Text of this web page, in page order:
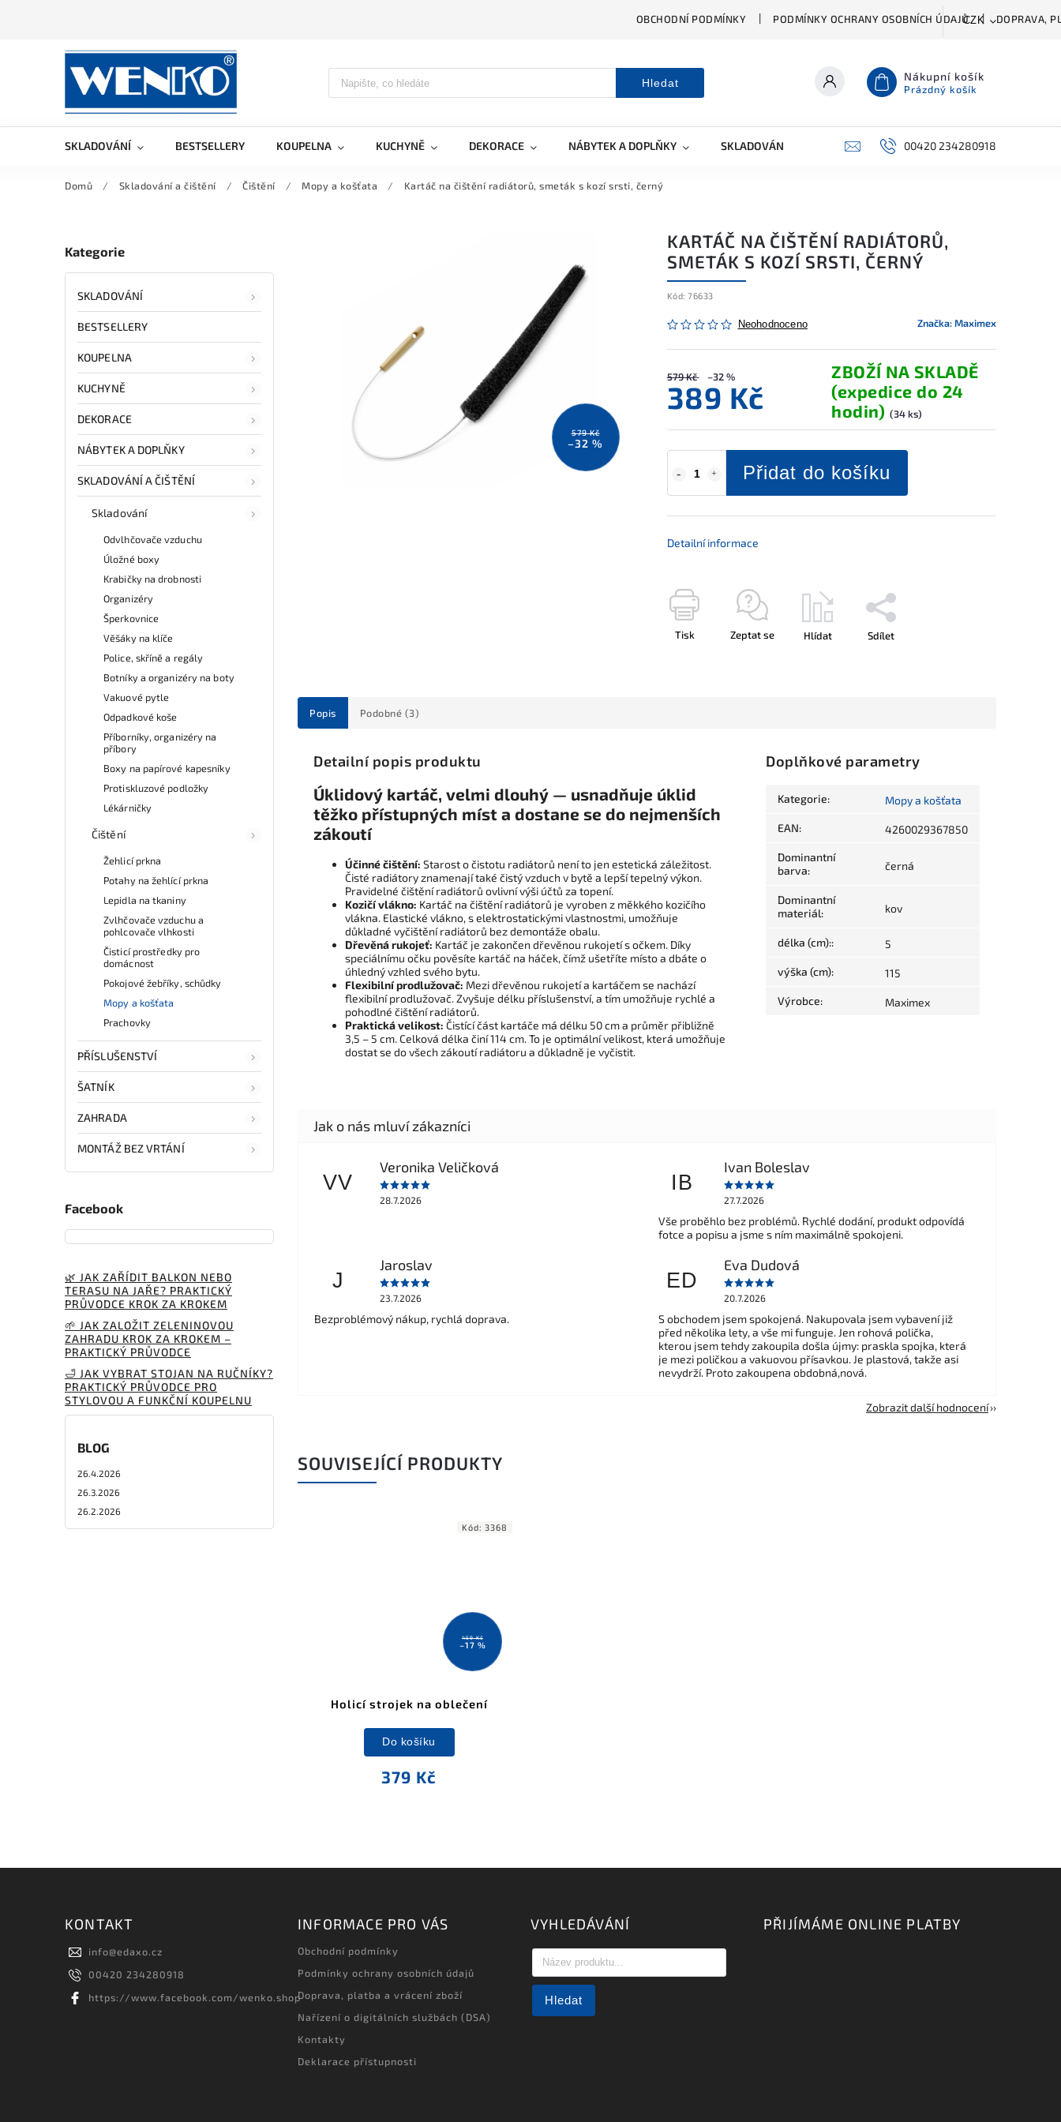
OBCHODNÍ PODMÍNKY PODMÍNKY OCHRANY OSOBNÍCH ÚDAJŮ DOPRAVA,
CZK
Hledat Nákupní košík
Prázdný košík
SKLADOVÁNÍ BESTSELLERY KOUPELNA KUCHYNĚ DEKORACE NÁBYTEK A DOPLŇKY SKLADOVÁNÍ A ČIŠTĚNÍ PŘÍSLUŠENSTVÍ
00420 234280918
Domů / Skladování a čištění / Čištění / Mopy a košťata / Kartáč na čištění radiátorů, smeták s kozí srsti, černý
Kategorie
SKLADOVÁNÍ
BESTSELLERY
KOUPELNA
KUCHYNĚ
DEKORACE
NÁBYTEK A DOPLŇKY
SKLADOVÁNÍ A ČIŠTĚNÍ
Skladování
Odvlhčovače vzduchu
Úložné boxy
Krabičky na drobnosti
Organizéry
Šperkovnice
Věšáky na klíče
Police, skříně a regály
Botníky a organizéry na boty
Vakuové pytle
Odpadkové koše
Příborníky, organizéry na
příbory
Boxy na papírové kapesníky
Protiskluzové podložky
Lékárničky
Čištění
Žehlicí prkna
Potahy na žehlící prkna
Lepidla na tkaniny
Zvlhčovače vzduchu a
pohlcovače vlhkosti
Čisticí prostředky pro
domácnost
Pokojové žebříky, schůdky
Mopy a košťata
Prachovky
PŘÍSLUŠENSTVÍ
ŠATNÍK
ZAHRADA
MONTÁŽ BEZ VRTÁNÍ
Facebook
🌿 JAK ZAŘÍDIT BALKON NEBO
TERASU NA JAŘE? PRAKTICKÝ
PRŮVODCE KROK ZA KROKEM
🌱 JAK ZALOŽIT ZELENINOVOU
ZAHRADU KROK ZA KROKEM –
PRAKTICKÝ PRŮVODCE
🛁 JAK VYBRAT STOJAN NA RUČNÍKY?
PRAKTICKÝ PRŮVODCE PRO
STYLOVOU A FUNKČNÍ KOUPELNU
BLOG
26.4.2026
26.3.2026
26.2.2026
579 Kč
–32 %
KARTÁČ NA ČIŠTĚNÍ RADIÁTORŮ,
SMETÁK S KOZÍ SRSTI, ČERNÝ
Kód: 76633
Neohodnoceno Značka:Maximex
579 Kč –32 %
389 Kč
ZBOŽÍ NA SKLADĚ
(expedice do 24
hodin) (34 ks)
Přidat do košíku
Detailní informace
Tisk Zeptat se Hlídat Sdílet
Popis Podobné (3)
Detailní popis produktu
Úklidový kartáč, velmi dlouhý — usnadňuje úklid
těžko přístupných míst a dostane se do nejmenších
zákoutí
Účinné čištění: Starost o čistotu radiátorů není to jen estetická záležitost.
Čisté radiátory znamenají také čistý vzduch v bytě a lepší tepelný výkon.
Pravidelné čištění radiátorů ovlivní výši účtů za topení.
Kozičí vlákno: Kartáč na čištění radiátorů je vyroben z měkkého kozičího
vlákna. Elastické vlákno, s elektrostatickými vlastnostmi, umožňuje
důkladné vyčištění radiátorů bez demontáže obalu.
Dřevěná rukojeť: Kartáč je zakončen dřevěnou rukojetí s očkem. Díky
speciálnímu očku pověsíte kartáč na háček, čímž ušetříte místo a dbáte o
úhledný vzhled svého bytu.
Flexibilní prodlužovač: Mezi dřevěnou rukojetí a kartáčem se nachází
flexibilní prodlužovač. Zvyšuje délku příslušenství, a tím umožňuje rychlé a
pohodlné čištění radiátorů.
Praktická velikost: Čistící část kartáče má délku 50 cm a průměr přibližně
3,5 – 5 cm. Celková délka činí 114 cm. To je optimální velikost, která umožňuje
dostat se do všech zákoutí radiátoru a důkladně je vyčistit.
Doplňkové parametry
Kategorie: Mopy a košťata
EAN: 4260029367850
Dominantní
barva: černá
Dominantní
materiál: kov
délka (cm):: 5
výška (cm): 115
Výrobce: Maximex
VV
Veronika Veličková
28.7.2026
IB
Ivan Boleslav
27.7.2026
Vše proběhlo bez problémů. Rychlé dodání, produkt odpovídá
fotce a popisu a jsme s ním maximálně spokojeni.
J
Jaroslav
23.7.2026
Bezproblémový nákup, rychlá doprava.
ED
Eva Dudová
20.7.2026
S obchodem jsem spokojená. Nakupovala jsem vybavení již
před několika lety, a vše mi funguje. Jen rohová polička,
kterou jsem tehdy zakoupila došla újmy: praskla spojka, která
je mezi poličkou a vakuovou přísavkou. Je plastová, takže asi
nevydrží. Proto zakoupena obdobná,nová.
Zobrazit další hodnocení
SOUVISEJÍCÍ PRODUKTY
459 Kč
–17 %
Holicí strojek na oblečení
379 Kč
Do košíku
Kód: 3368
KONTAKT
info@edaxo.cz
00420 234280918
https://www.facebook.com/wenko.shop
INFORMACE PRO VÁS
Obchodní podmínky
Podmínky ochrany osobních údajů
Doprava, platba a vrácení zboží
Nařízení o digitálních službách (DSA)
Kontakty
Deklarace přístupnosti
VYHLEDÁVÁNÍ
Hledat
PŘIJÍMÁME ONLINE PLATBY